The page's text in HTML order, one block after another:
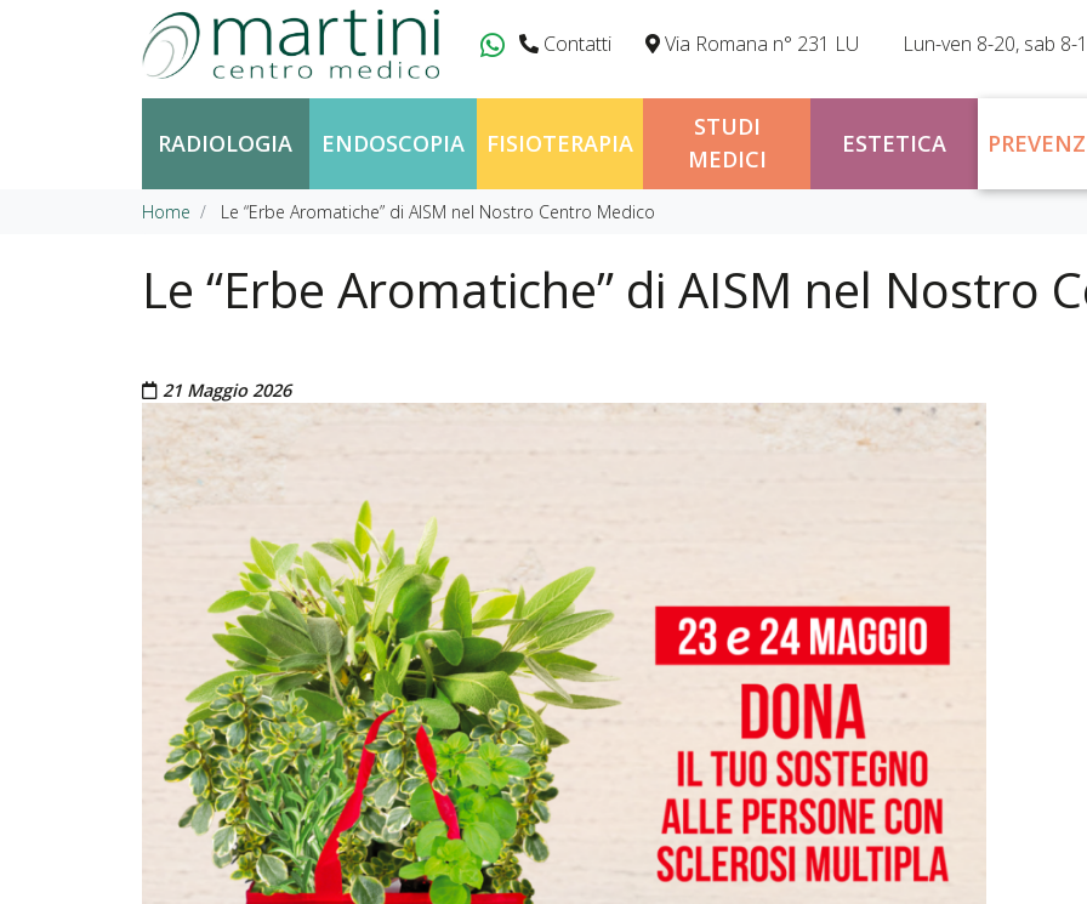
Vai al contenuto
Contatti Via Romana n° 231 LU Lun-ven 8-20, sab 8-
RADIOLOGIA ENDOSCOPIA FISIOTERAPIA
STUDI
MEDICI
ESTETICA
Home Le “Erbe Aromatiche” di AISM nel Nostro Centro Medico
Le “Erbe Aromatiche” di AISM nel Nostro
Pubblicato il
21 Maggio 2026